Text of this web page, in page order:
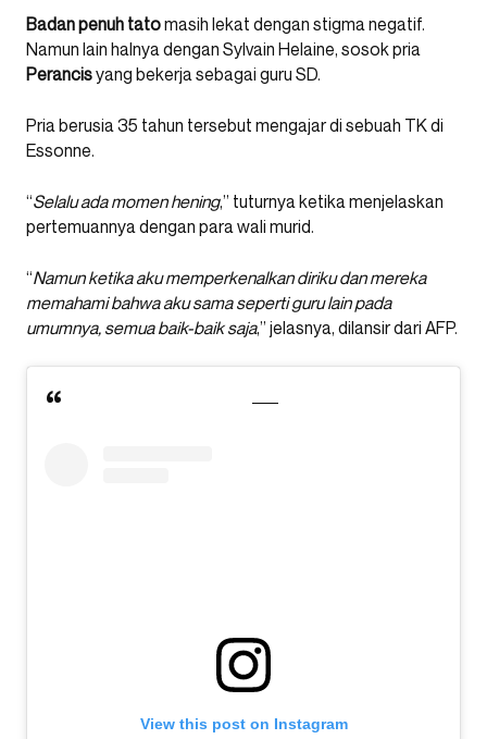
Badan penuh tatomasih lekat dengan stigma negatif.
Namun lain halnya dengan Sylvain Helaine, sosok pria
Perancisyang bekerja sebagai guru SD.
Pria berusia 35 tahun tersebut mengajar di sebuah TK di
Essonne.
“Selalu ada momen hening,” tuturnya ketika menjelaskan
pertemuannya dengan para wali murid.
“Namun ketika aku memperkenalkan diriku dan mereka
memahami bahwa aku sama seperti guru lain pada
umumnya, semua baik-baik saja,” jelasnya, dilansir dari AFP.
View this post on Instagram